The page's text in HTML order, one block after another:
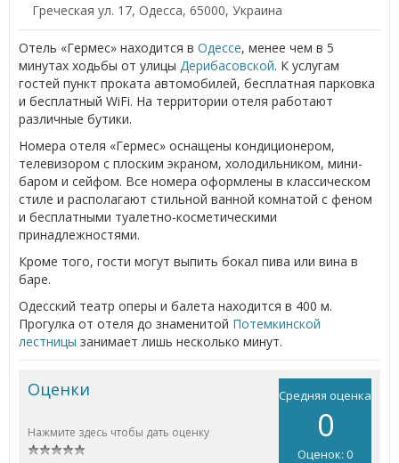
Греческая ул. 17, Одесса, 65000, Украина
Отель «Гермес» находится в Одессе, менее чем в 5
минутах ходьбы от улицы Дерибасовской. К услугам
гостей пункт проката автомобилей, бесплатная парковка
и бесплатный WiFi. На территории отеля работают
различные бутики.
Номера отеля «Гермес» оснащены кондиционером,
телевизором с плоским экраном, холодильником, мини-
баром и сейфом. Все номера оформлены в классическом
стиле и располагают стильной ванной комнатой с феном
и бесплатными туалетно-косметическими
принадлежностями.
Кроме того, гости могут выпить бокал пива или вина в
баре.
Одесский театр оперы и балета находится в 400 м.
Прогулка от отеля до знаменитой Потемкинской
лестницы занимает лишь несколько минут.
Средняя оценка
0
Оценок: 0
Оценки
Нажмите здесь чтобы дать оценку